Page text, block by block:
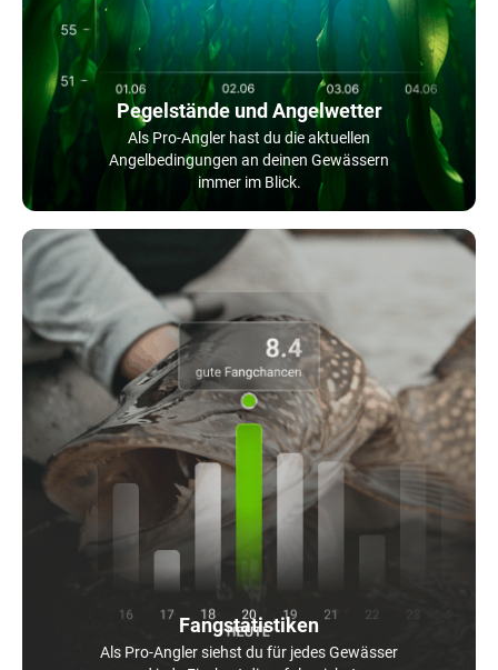
Pegelstände und Angelwetter
Als Pro-Angler hast du die aktuellen
Angelbedingungen an deinen Gewässern
immer im Blick.
Fangstatistiken
Als Pro-Angler siehst du für jedes Gewässer